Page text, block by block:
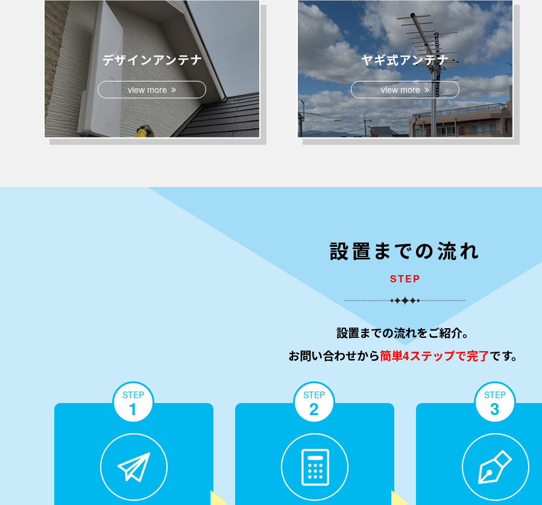
デザインアンテナ
view more
ヤギ式アンテナ
view more
設置までの流れ
STEP
設置までの流れをご紹介。
お問い合わせから簡単4ステップで完了です。
STEP
1
STEP
2
STEP
3